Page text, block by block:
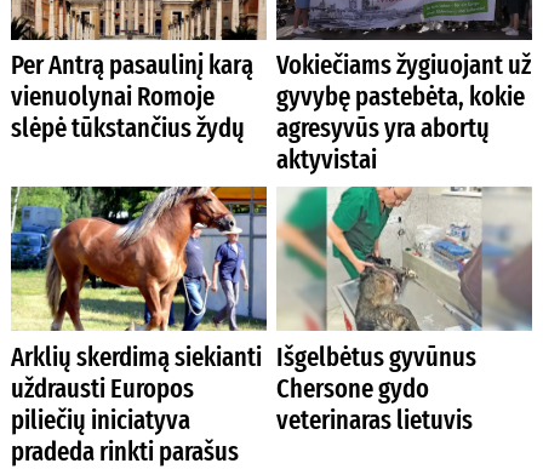
Per Antrą pasaulinį karą
vienuolynai Romoje
slėpė tūkstančius žydų
Vokiečiams žygiuojant už
gyvybę pastebėta, kokie
agresyvūs yra abortų
aktyvistai
Arklių skerdimą siekianti
uždrausti Europos
piliečių iniciatyva
pradeda rinkti parašus
Išgelbėtus gyvūnus
Chersone gydo
veterinaras lietuvis